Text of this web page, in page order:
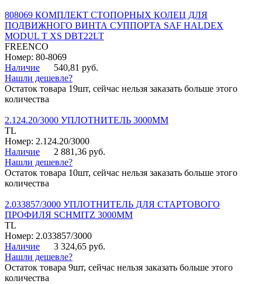
808069 КОМПЛЕКТ СТОПОРНЫХ КОЛЕЦ ДЛЯ
ПОДВИЖНОГО ВИНТА СУППОРТА SAF HALDEX
MODUL T XS DBT22LT
FREENCO
Номер: 80-8069
Наличие
540,81 руб.
Нашли дешевле?
Остаток товара 19шт, сейчас нельзя заказать больше этого
количества
2.124.20/3000 УПЛОТНИТЕЛЬ 3000ММ
TL
Номер: 2.124.20/3000
Наличие
2 881,36 руб.
Нашли дешевле?
Остаток товара 10шт, сейчас нельзя заказать больше этого
количества
2.033857/3000 УПЛОТНИТЕЛЬ ДЛЯ СТАРТОВОГО
ПРОФИЛЯ SCHMITZ 3000ММ
TL
Номер: 2.033857/3000
Наличие
3 324,65 руб.
Нашли дешевле?
Остаток товара 9шт, сейчас нельзя заказать больше этого
количества